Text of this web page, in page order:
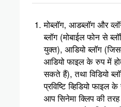
मोब्लॉग, आडब्लॉग और
ब्लॉग (मोबाईल फोन से
युक्त), आडियो ब्लॉग
आडियो फाइल के रुप में
सकते हैं), तथा विडियो
प्रविष्टि व्हिडियो फाइल
आप सिनेमा क्लिप की